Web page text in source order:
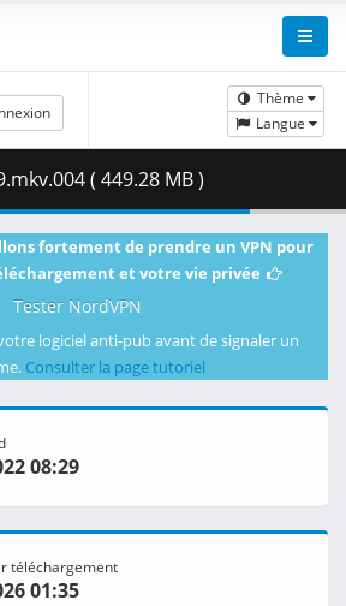
Thème
Langue
( 449.28 MB )
fortement de prendre un VPN pour
et votre vie privée
Tester NordVPN
logiciel anti-pub avant de signaler un
Consulter la page tutoriel
08:29
téléchargement
01:35